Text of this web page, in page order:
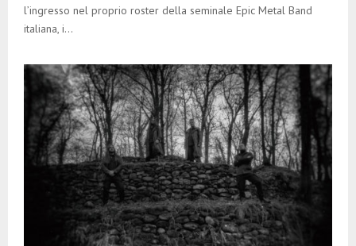
l’ingresso nel proprio roster della seminale Epic Metal Band
italiana, i...